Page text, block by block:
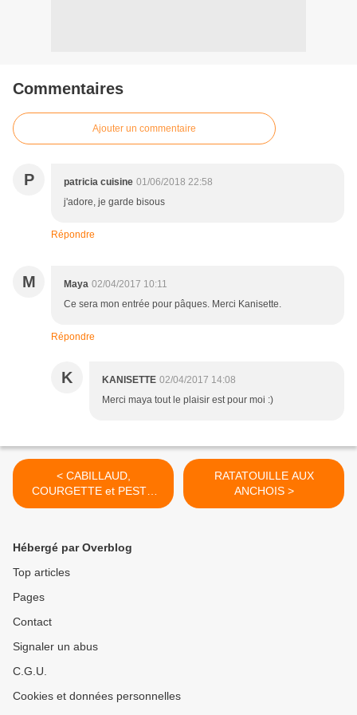
Commentaires
Ajouter un commentaire
P patricia cuisine 01/06/2018 22:58
j'adore, je garde bisous
Répondre
M Maya 02/04/2017 10:11
Ce sera mon entrée pour pâques. Merci Kanisette.
Répondre
K KANISETTE 02/04/2017 14:08
Merci maya tout le plaisir est pour moi :)
< CABILLAUD,
COURGETTE et PESTO
(simplissime cuit vapeur)
RATATOUILLE AUX
ANCHOIS >
Hébergé par Overblog
Top articles
Pages
Contact
Signaler un abus
C.G.U.
Cookies et données personnelles